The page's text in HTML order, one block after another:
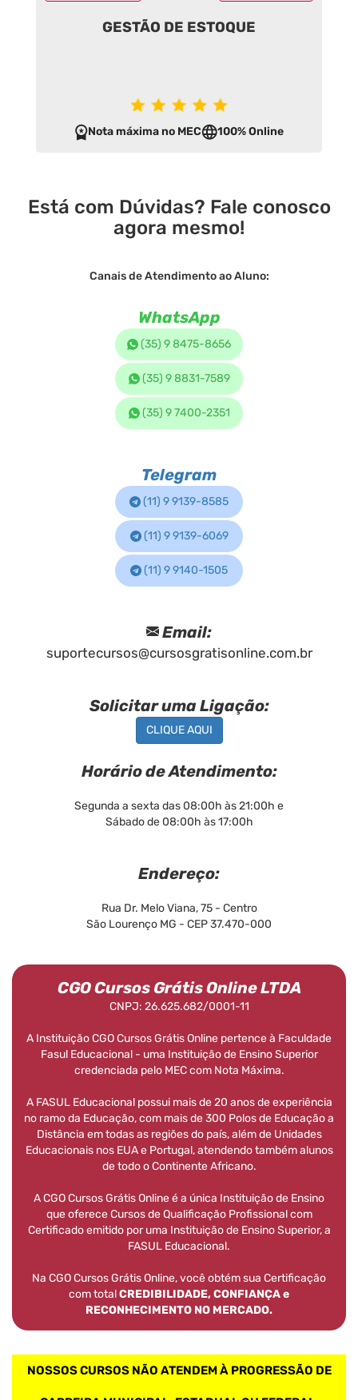
GESTÃO DE ESTOQUE
Nota máxima no MEC 100% Online
Está com Dúvidas? Fale conosco
agora mesmo!
Canais de Atendimento ao Aluno:
WhatsApp
(35) 9 8475-8656
(35) 9 8831-7589
(35) 9 7400-2351
Telegram
(11) 9 9139-8585
(11) 9 9139-6069
(11) 9 9140-1505
Email:
suportecursos@cursosgratisonline.com.br
Solicitar uma Ligação:
CLIQUE AQUI
Horário de Atendimento:
Segunda a sexta das 08:00h às 21:00h e
Sábado de 08:00h às 17:00h
Endereço:
Rua Dr. Melo Viana, 75 - Centro
São Lourenço MG - CEP 37.470-000
CGO Cursos Grátis Online LTDA
CNPJ: 26.625.682/0001-11
A Instituição CGO Cursos Grátis Online pertence à Faculdade
Fasul Educacional - uma Instituição de Ensino Superior
credenciada pelo MEC com Nota Máxima.
A FASUL Educacional possui mais de 20 anos de experiência
no ramo da Educação, com mais de 300 Polos de Educação a
Distância em todas as regiões do país, além de Unidades
Educacionais nos EUA e Portugal, atendendo também alunos
de todo o Continente Africano.
A CGO Cursos Grátis Online é a única Instituição de Ensino
que oferece Cursos de Qualificação Profissional com
Certificado emitido por uma Instituição de Ensino Superior, a
FASUL Educacional.
Na CGO Cursos Grátis Online, você obtém sua Certificação
com totalCREDIBILIDADE, CONFIANÇA e
RECONHECIMENTO NO MERCADO.
NOSSOS CURSOS NÃO ATENDEM À PROGRESSÃO DE